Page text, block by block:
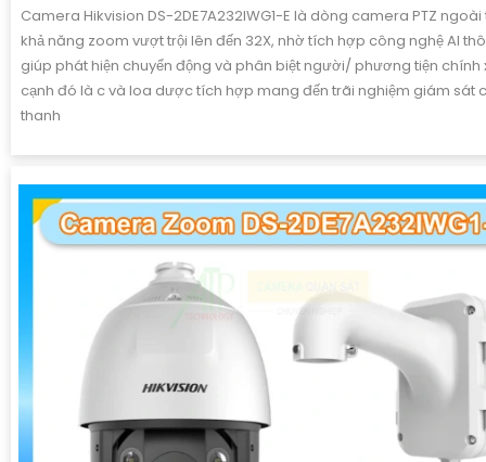
Camera Hikvision DS-2DE7A232IWG1-E là dòng camera PTZ
khả năng zoom vượt trội lên đến 32X, nhờ tích hợp công nghệ AI
giúp phát hiện chuyển động và phân biệt người/ phương tiện chính
cạnh đó là c và loa dược tích hợp mang đến trãi nghiệm giám sát
thanh